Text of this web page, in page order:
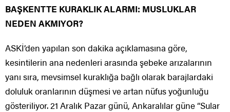
BAŞKENTTE KURAKLIK ALARMI: MUSLUKLAR
NEDEN AKMIYOR?
ASKİ’den yapılan son dakika açıklamasına göre,
kesintilerin ana nedenleri arasında şebeke arızalarının
yanı sıra, mevsimsel kuraklığa bağlı olarak barajlardaki
doluluk oranlarının düşmesi ve artan nüfus yoğunluğu
gösteriliyor. 21 Aralık Pazar günü, Ankaralılar güne “Sular